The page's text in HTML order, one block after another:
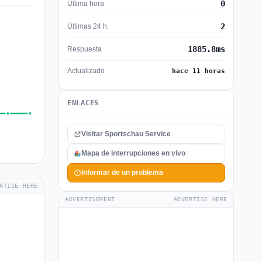
HERE
Última hora 0
Últimas 24 h. 2
Respuesta 1885.8ms
Actualizado hace 11 horas
ENLACES
Visitar Sportschau Service
Mapa de interrupciones en vivo
Informar de un problema
ADVERTISEMENT ADVERTISE HERE